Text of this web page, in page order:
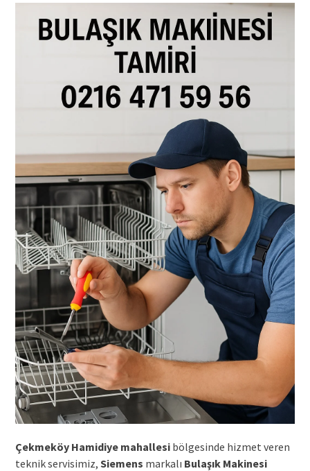
Çekmeköy Hamidiye mahallesibölgesinde hizmet veren
teknik servisimiz, Siemens markalı Bulaşık Makinesi